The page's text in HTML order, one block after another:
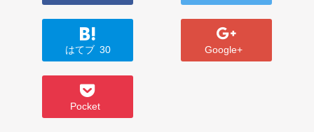
はてブ 30 Google+
Pocket